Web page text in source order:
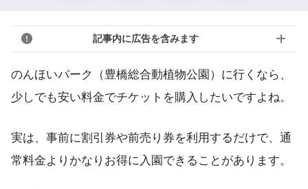
記事内に広告を含みます
のんほいパーク（豊橋総合動植物公園）に行くなら、
少しでも安い料金でチケットを購入したいですよね。
実は、事前に割引券や前売り券を利用するだけで、通
常料金よりかなりお得に入園できることがあります。